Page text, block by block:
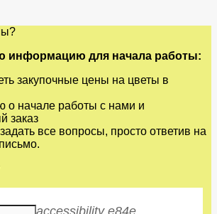
информацию для начала работы:
закупочные цены на цветы в
начале работы с нами и
заказ
все вопросы, просто ответив на
accessibility e84e